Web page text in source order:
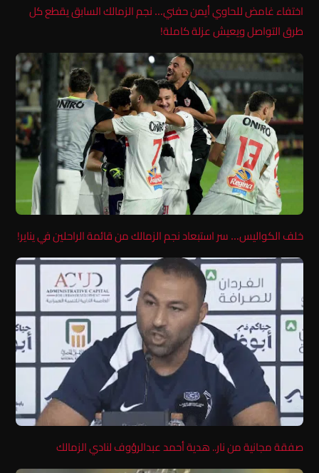
اختفاء غامض للحاوي أيمن حفني… نجم الزمالك السابق يقطع كل
طرق التواصل ويعيش عزلة كاملة!
خلف الكواليس… سر استبعاد نجم الزمالك من قائمة الراحلين في يناير!
صفقة مجانية من نار.. هدية أحمد عبدالرؤوف لنادي الزمالك